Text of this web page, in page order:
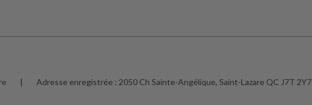
| Adresse enregistrée : 2050 Ch Sainte-Angélique, Saint-Lazare QC J7T 2Y7